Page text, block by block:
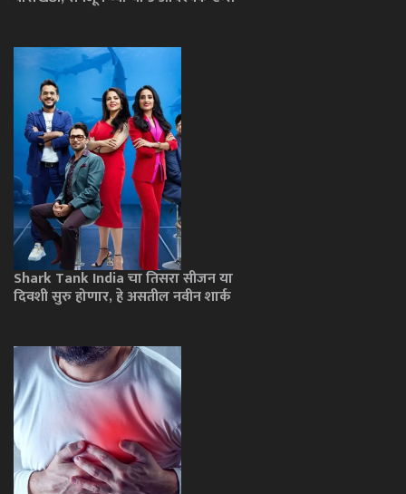
Shark Tank India चा तिसरा सीजन या
दिवशी सुरु होणार, हे असतील नवीन शार्क